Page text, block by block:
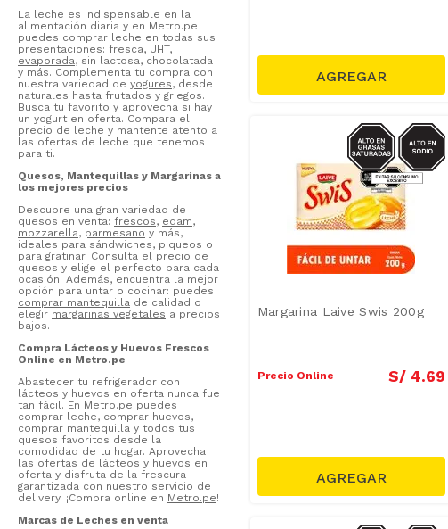
La leche es indispensable en la
alimentación diaria y en Metro.pe
puedes comprar leche en todas sus
presentaciones: fresca, UHT,
evaporada, sin lactosa, chocolatada
y más. Complementa tu compra con
nuestra variedad de yogures, desde
naturales hasta frutados y griegos.
Busca tu favorito y aprovecha si hay
un yogurt en oferta. Compara el
precio de leche y mantente atento a
las ofertas de leche que tenemos
para ti.
Quesos, Mantequillas y Margarinas a
los mejores precios
Descubre una gran variedad de
quesos en venta: frescos, edam,
mozzarella, parmesano y más,
ideales para sándwiches, piqueos o
para gratinar. Consulta el precio de
quesos y elige el perfecto para cada
ocasión. Además, encuentra la mejor
opción para untar o cocinar: puedes
comprar mantequilla de calidad o
elegir margarinas vegetales a precios
bajos.
Compra Lácteos y Huevos Frescos
Online en Metro.pe
Abastecer tu refrigerador con
lácteos y huevos en oferta nunca fue
tan fácil. En Metro.pe puedes
comprar leche, comprar huevos,
comprar mantequilla y todos tus
quesos favoritos desde la
comodidad de tu hogar. Aprovecha
las ofertas de lácteos y huevos en
oferta y disfruta de la frescura
garantizada con nuestro servicio de
delivery. ¡Compra online en Metro.pe!
Marcas de Leches en venta
SODIO/GRASAS-
SAT
Margarina Laive Swis 200g
Precio Online S/ 4.69